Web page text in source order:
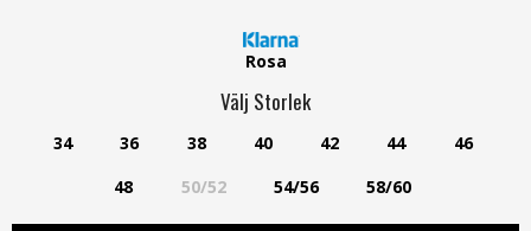
Rosa
Välj Storlek
34 36 38 40 42 44
46
48
50/52 54/56 58/60